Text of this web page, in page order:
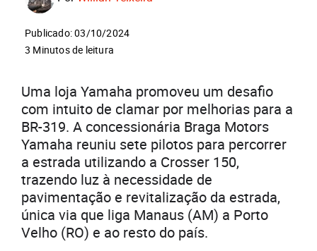
Publicado: 03/10/2024
3 Minutos de leitura
Uma loja Yamaha promoveu um desafio
com intuito de clamar por melhorias para a
BR-319. A concessionária Braga Motors
Yamaha reuniu sete pilotos para percorrer
a estrada utilizando a Crosser 150,
trazendo luz à necessidade de
pavimentação e revitalização da estrada,
única via que liga Manaus (AM) a Porto
Velho (RO) e ao resto do país.